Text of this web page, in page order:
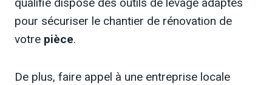
qualifié dispose des outils de levage adaptés
pour sécuriser le chantier de rénovation de
votre pièce.
De plus, faire appel à une entreprise locale